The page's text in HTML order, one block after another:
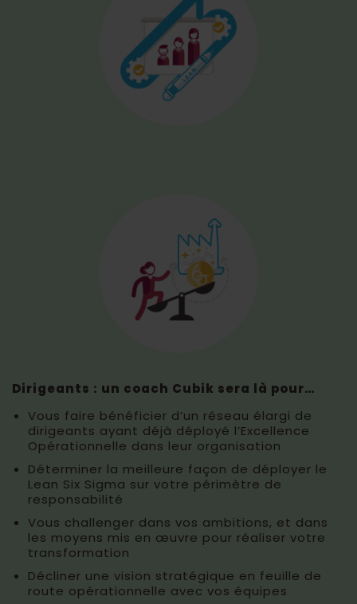
Dirigeants : un coach Cubik sera là pour…
Vous faire bénéficier d’un réseau élargi de
dirigeants ayant déjà déployé l’Excellence
Opérationnelle dans leur organisation
Déterminer la meilleure façon de déployer le
Lean Six Sigma sur votre périmètre de
responsabilité
Vous challenger dans vos ambitions, et dans
les moyens mis en œuvre pour réaliser votre
transformation
Décliner une vision stratégique en feuille de
route opérationnelle avec vos équipes